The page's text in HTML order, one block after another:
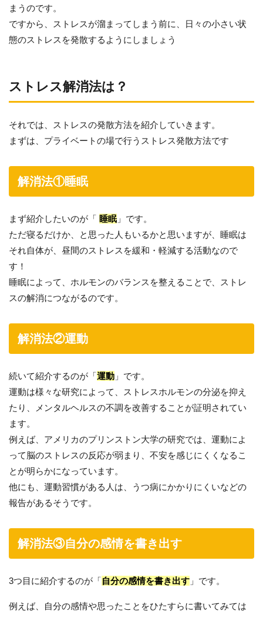
まうのです。
ですから、ストレスが溜まってしまう前に、日々の小さい状
態のストレスを発散するようにしましょう
ストレス解消法は？
それでは、ストレスの発散方法を紹介していきます。
まずは、プライベートの場で行うストレス発散方法です
解消法①睡眠
まず紹介したいのが「 睡眠」です。
ただ寝るだけか、と思った人もいるかと思いますが、睡眠は
それ自体が、昼間のストレスを緩和・軽減する活動なので
す！
睡眠によって、ホルモンのバランスを整えることで、ストレ
スの解消につながるのです。
解消法②運動
続いて紹介するのが「運動 」です。
運動は様々な研究によって、ストレスホルモンの分泌を抑え
たり、メンタルヘルスの不調を改善することが証明されてい
ます。
例えば、アメリカのプリンストン大学の研究では、運動によ
って脳のストレスの反応が弱まり、不安を感じにくくなるこ
とが明らかになっています。
他にも、運動習慣がある人は、うつ病にかかりにくいなどの
報告があるそうです。
解消法③自分の感情を書き出す
3つ目に紹介するのが「自分の感情を書き出す 」です。
例えば、自分の感情や思ったことをひたすらに書いてみては